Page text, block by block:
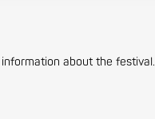
about the festival.